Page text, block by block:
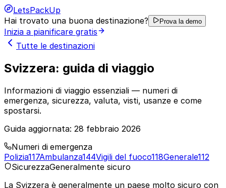
LetsPackUp
Hai trovato una buona destinazione?
Prova la demo
Inizia a pianificare gratis
Tutte le destinazioni
Svizzera: guida di viaggio
Informazioni di viaggio essenziali — numeri di
emergenza, sicurezza, valuta, visti, usanze e come
spostarsi.
Guida aggiornata: 28 febbraio 2026
Numeri di emergenza
Polizia117Ambulanza144Vigili del fuoco118Generale112
SicurezzaGeneralmente sicuro
La Svizzera è generalmente un paese molto sicuro con